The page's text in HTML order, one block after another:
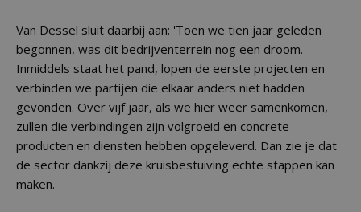
Van Dessel sluit daarbij aan: 'Toen we tien jaar geleden
begonnen, was dit bedrijventerrein nog een droom.
Inmiddels staat het pand, lopen de eerste projecten en
verbinden we partijen die elkaar anders niet hadden
gevonden. Over vijf jaar, als we hier weer samenkomen,
zullen die verbindingen zijn volgroeid en concrete
producten en diensten hebben opgeleverd. Dan zie je dat
de sector dankzij deze kruisbestuiving echte stappen kan
maken.'